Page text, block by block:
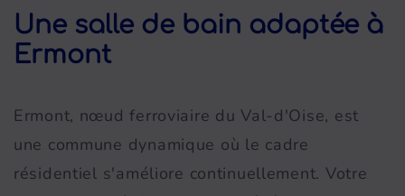
Une salle de bain adaptée à
Ermont
Ermont, nœud ferroviaire du Val-d'Oise, est
une commune dynamique où le cadre
résidentiel s'améliore continuellement. Votre